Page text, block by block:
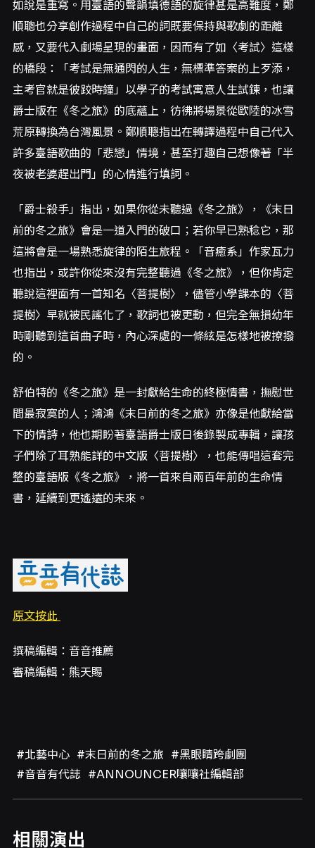
如說是重寫。用臺語的聲韻填德語的旋律甚是高難度，鄭
順聰也分享創作過程中自己的詞既要保持與歌劇的距離
感，又要代入劇場呈現的畫面，因而有了如〈考試〉這樣
的橋段：「考試是無通閃的人生，無標準答案的上歹添，
主考官就是彼跤時鐘」以學子的考試寓意人生試鍊，也讓
爵士版在《冬之旅》的底蘊上，彷彿將場景從歐陸的冰雪
荒原轉換為台灣風景。鄭順聰指出在轉譯過程中自己代入
許多臺語歌曲的「悲戀」情境，甚至打趣自己想像著「半
夜被老婆趕出門」的心情進行填詞。
「爵士殺手」指出，如果你從未聽過《冬之旅》，《末日
前的冬之旅》會是一道入門的破口；若你早已熟稔它，那
這將會是一場熟悉旋律的陌生旅程。「音癒系」作家瓦力
也指出，或許你從來沒有完整聽過《冬之旅》，但你肯定
聽說這裡面有一首知名〈菩提樹〉，儘管小學課本的〈菩
提樹〉早就被民謠化了，歌詞也被更動，但完全無損幼年
時剛聽到這首曲子時，內心深處的一條絃是怎樣地被撩撥
的。
舒伯特的《冬之旅》是一封獻給生命的終極情書，撫慰世
間最寂寞的人；鴻鴻《末日前的冬之旅》亦像是他獻給當
下的情詩，他也期盼著臺語爵士版日後錄製成專輯，讓孩
子們除了耳熟能詳的中文版〈菩提樹〉，也能傳唱這套完
整的臺語版《冬之旅》，將一首來自兩百年前的生命情
書，延續到更遙遠的未來。
原文按此
撰稿編輯：音音推薦
審稿編輯：熊天賜
#北藝中心 #末日前的冬之旅 #黑眼睛跨劇團
#音音有代誌 #ANNOUNCER嚷嚷社編輯部
相關演出